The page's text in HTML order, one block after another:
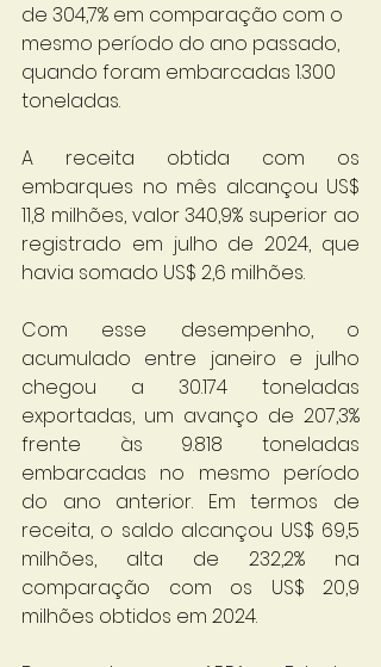
de 304,7% em comparação com o
mesmo período do ano passado,
quando foram embarcadas 1.300
toneladas.
A receita obtida com os
embarques no mês alcançou US$
11,8 milhões, valor 340,9% superior ao
registrado em julho de 2024, que
havia somado US$ 2,6 milhões.
Com esse desempenho, o
acumulado entre janeiro e julho
chegou a 30.174 toneladas
exportadas, um avanço de 207,3%
frente às 9.818 toneladas
embarcadas no mesmo período
do ano anterior. Em termos de
receita, o saldo alcançou US$ 69,5
milhões, alta de 232,2% na
comparação com os US$ 20,9
milhões obtidos em 2024.